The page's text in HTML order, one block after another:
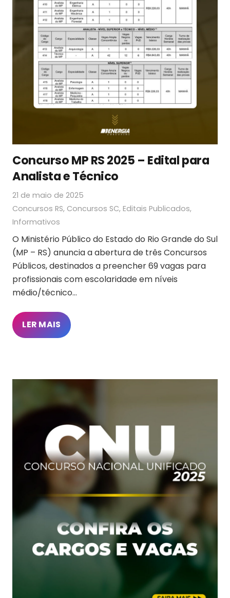
Concurso MP RS 2025 – Edital para
Analista e Técnico
21 de maio de 2025
Concursos RS, Concursos SC, Editais Publicados,
Informativos
O Ministério Público do Estado do Rio Grande do Sul
(MP – RS) anuncia a abertura de três Concursos
Públicos, destinados a preencher 69 vagas para
profissionais com escolaridade em níveis
médio/técnico…
LER MAIS